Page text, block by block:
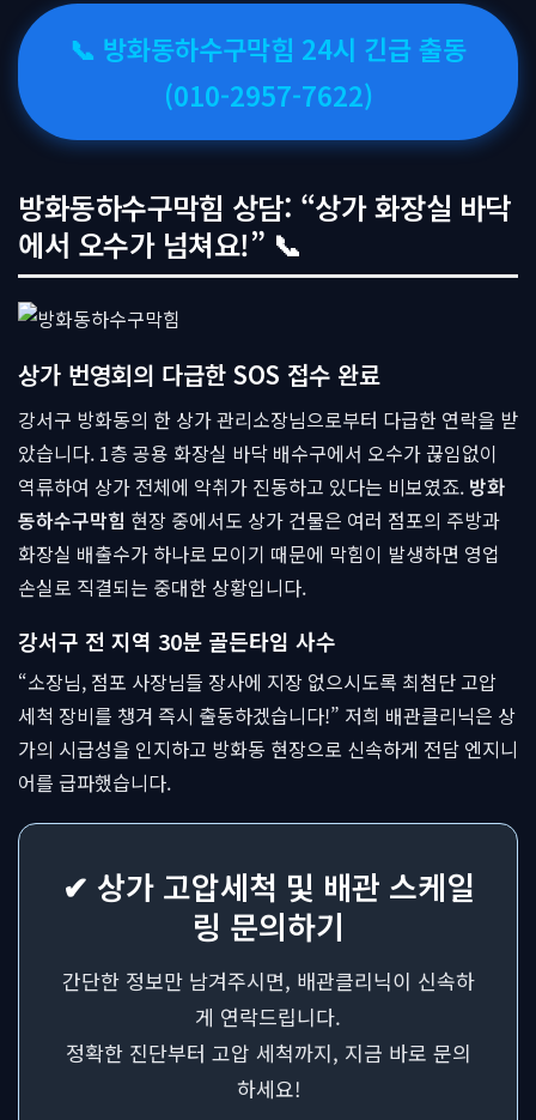
📞 방화동하수구막힘 24시 긴급 출동
(010-2957-7622)
방화동하수구막힘 상담: “상가 화장실 바닥
에서 오수가 넘쳐요!” 📞
상가 번영회의 다급한 SOS 접수 완료
강서구 방화동의 한 상가 관리소장님으로부터 다급한 연락을 받
았습니다. 1층 공용 화장실 바닥 배수구에서 오수가 끊임없이
역류하여 상가 전체에 악취가 진동하고 있다는 비보였죠. 방화
동하수구막힘 현장 중에서도 상가 건물은 여러 점포의 주방과
화장실 배출수가 하나로 모이기 때문에 막힘이 발생하면 영업
손실로 직결되는 중대한 상황입니다.
강서구 전 지역 30분 골든타임 사수
“소장님, 점포 사장님들 장사에 지장 없으시도록 최첨단 고압
세척 장비를 챙겨 즉시 출동하겠습니다!” 저희 배관클리닉은 상
가의 시급성을 인지하고 방화동 현장으로 신속하게 전담 엔지니
어를 급파했습니다.
✔ 상가 고압세척 및 배관 스케일
링 문의하기
간단한 정보만 남겨주시면, 배관클리닉이 신속하
게 연락드립니다.
정확한 진단부터 고압 세척까지, 지금 바로 문의
하세요!